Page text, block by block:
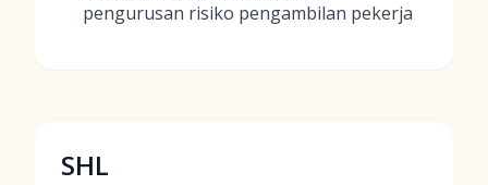
pengurusan risiko pengambilan pekerja
SHL